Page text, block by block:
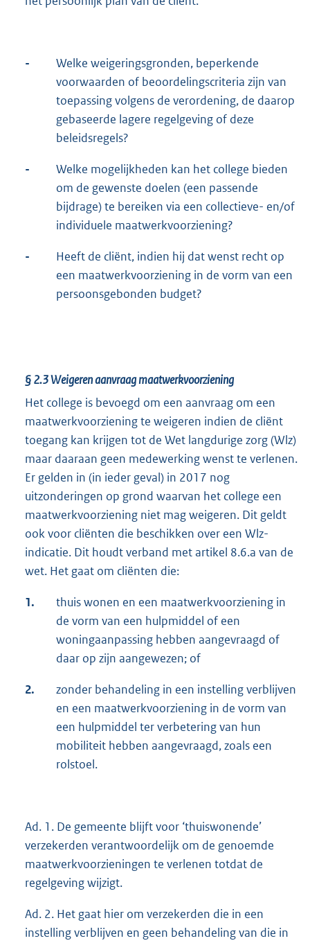
-
Welke weigeringsgronden, beperkende
voorwaarden of beoordelingscriteria zijn van
toepassing volgens de verordening, de daarop
gebaseerde lagere regelgeving of deze
beleidsregels?
-
Welke mogelijkheden kan het college bieden
om de gewenste doelen (een passende
bijdrage) te bereiken via een collectieve- en/of
individuele maatwerkvoorziening?
-
Heeft de cliënt, indien hij dat wenst recht op
een maatwerkvoorziening in de vorm van een
persoonsgebonden budget?
§ 2.3Weigeren aanvraag maatwerkvoorziening
Het college is bevoegd om een aanvraag om een
maatwerkvoorziening te weigeren indien de cliënt
toegang kan krijgen tot de Wet langdurige zorg (Wlz)
maar daaraan geen medewerking wenst te verlenen.
Er gelden in (in ieder geval) in 2017 nog
uitzonderingen op grond waarvan het college een
maatwerkvoorziening niet mag weigeren. Dit geldt
ook voor cliënten die beschikken over een Wlz-
indicatie. Dit houdt verband met artikel 8.6.a van de
wet. Het gaat om cliënten die:
1.
thuis wonen en een maatwerkvoorziening in
de vorm van een hulpmiddel of een
woningaanpassing hebben aangevraagd of
daar op zijn aangewezen; of
2.
zonder behandeling in een instelling verblijven
en een maatwerkvoorziening in de vorm van
een hulpmiddel ter verbetering van hun
mobiliteit hebben aangevraagd, zoals een
rolstoel.
Ad. 1. De gemeente blijft voor ‘thuiswonende’
verzekerden verantwoordelijk om de genoemde
maatwerkvoorzieningen te verlenen totdat de
regelgeving wijzigt.
Ad. 2. Het gaat hier om verzekerden die in een
instelling verblijven en geen behandeling van die in